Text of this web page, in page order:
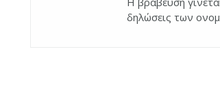
δηλώσεις των